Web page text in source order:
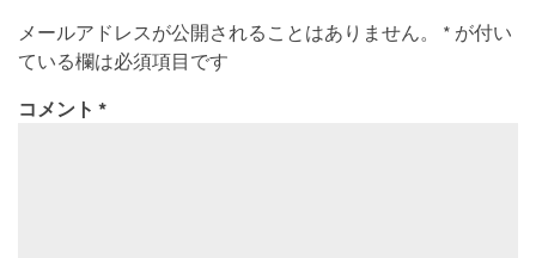
メールアドレスが公開されることはありません。 * が付い
ている欄は必須項目です
コメント *